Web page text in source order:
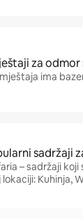
za odmor
ima
sadržaji
– sadržaji
lokaciji: Kuhinja,